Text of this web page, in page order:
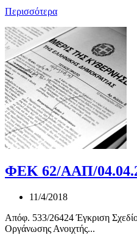
Περισσότερα
ΦΕΚ 62/ΑΑΠ/
11/4/2018
Απόφ. 533/26424 Έγκριση
Οργάνωσης Ανοιχτής...